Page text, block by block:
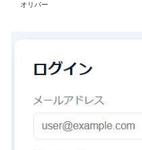
オリバー